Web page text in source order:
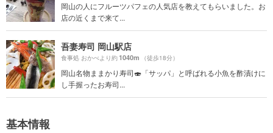
岡山の人にフルーツパフェの人気店を教えてもらいました。お
店の近くまで来て...
吾妻寿司 岡山駅店
食事処 おかべより約1040m （徒歩18分）
岡山名物ままかり寿司🍣「サッパ」と呼ばれる小魚を酢漬けに
し手握ったお寿司...
基本情報